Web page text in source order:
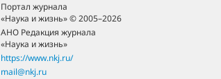
Портал журнала
«Наука и жизнь» © 2005–2026
АНО Редакция журнала
«Наука и жизнь»
https://www.nkj.ru/
mail@nkj.ru